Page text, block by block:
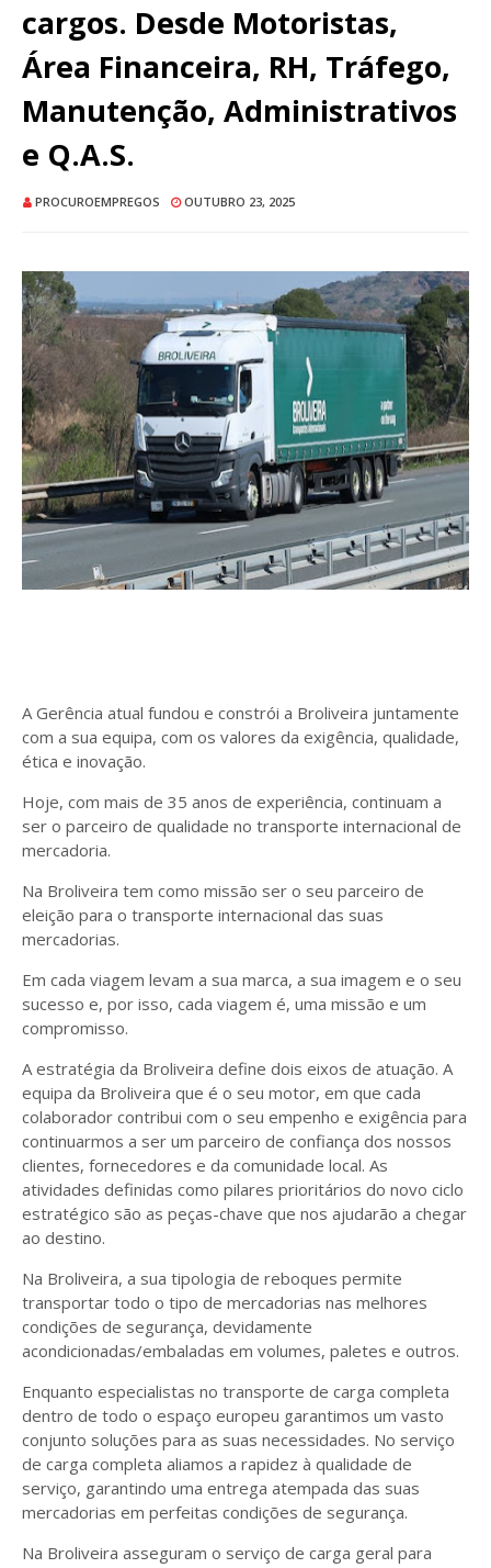
cargos. Desde Motoristas,
Área Financeira, RH, Tráfego,
Manutenção, Administrativos
e Q.A.S.
PROCUROEMPREGOS OUTUBRO 23, 2025
A Gerência atual fundou e constrói a Broliveira juntamente
com a sua equipa, com os valores da exigência, qualidade,
ética e inovação.
Hoje, com mais de 35 anos de experiência, continuam a
ser o parceiro de qualidade no transporte internacional de
mercadoria.
Na Broliveira tem como missão ser o seu parceiro de
eleição para o transporte internacional das suas
mercadorias.
Em cada viagem levam a sua marca, a sua imagem e o seu
sucesso e, por isso, cada viagem é, uma missão e um
compromisso.
A estratégia da Broliveira define dois eixos de atuação. A
equipa da Broliveira que é o seu motor, em que cada
colaborador contribui com o seu empenho e exigência para
continuarmos a ser um parceiro de confiança dos nossos
clientes, fornecedores e da comunidade local. As
atividades definidas como pilares prioritários do novo ciclo
estratégico são as peças-chave que nos ajudarão a chegar
ao destino.
Na Broliveira, a sua tipologia de reboques permite
transportar todo o tipo de mercadorias nas melhores
condições de segurança, devidamente
acondicionadas/embaladas em volumes, paletes e outros.
Enquanto especialistas no transporte de carga completa
dentro de todo o espaço europeu garantimos um vasto
conjunto soluções para as suas necessidades. No serviço
de carga completa aliamos a rapidez à qualidade de
serviço, garantindo uma entrega atempada das suas
mercadorias em perfeitas condições de segurança.
Na Broliveira asseguram o serviço de carga geral para